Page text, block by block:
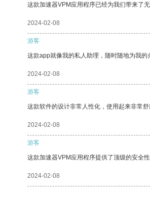
这款加速器VPM应用程序已经为我们带来了
2024-02-08
游客
这款app就像我的私人助理，随时随地为我
2024-02-08
游客
这款软件的设计非常人性化，使用起来非常舒
2024-02-08
游客
这款加速器VPM应用程序提供了顶级的安全性
2024-02-08